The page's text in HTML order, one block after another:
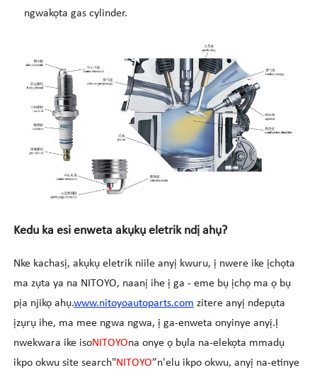
ngwakọta gas cylinder.
Kedu ka esi enweta akụkụ eletrik ndị ahụ?
Nke kachasị, akụkụ eletrik niile anyị kwuru, ị nwere ike ịchọta
ma zụta ya na NITOYO, naanị ihe ị ga - eme bụ ịchọ ma ọ bụ
pịa njikọ ahụ.www.nitoyoautoparts.com zitere anyị ndepụta
ịzụrụ ihe, ma mee ngwa ngwa, ị ga-enweta onyinye anyị.Ị
nwekwara ike isoNITOYOna onye ọ bụla na-elekọta mmadụ
ikpo okwu site search"NITOYO”n'elu ikpo okwu, anyị na-etinye